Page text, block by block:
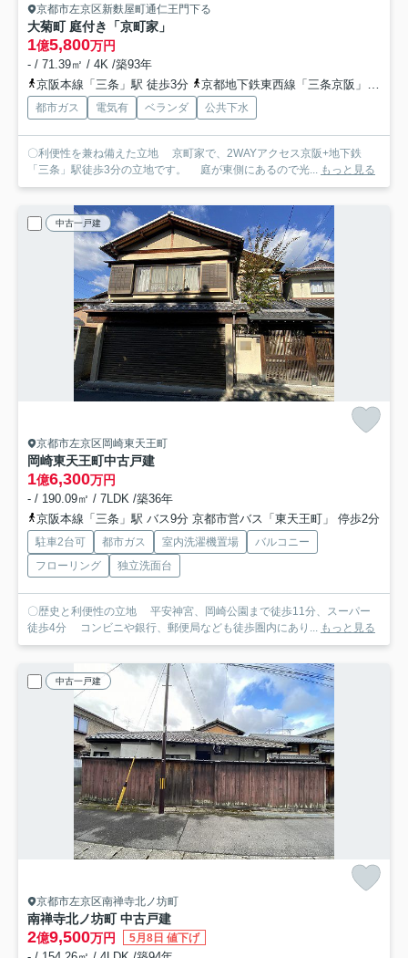
京都市左京区新麩屋町通仁王門下る
大菊町 庭付き「京町家」
1億5,800万円
- / 71.39㎡ / 4K /築93年
京阪本線「三条」駅 徒歩3分
京都地下鉄東西線「三条京阪」駅 徒歩3分
都市ガス 電気有 ベランダ 公共下水
〇利便性を兼ね備えた立地 京町家で、2WAYアクセス京阪+地下鉄
「三条」駅徒歩3分の立地です。 庭が東側にあるので光... もっと見る
中古一戸建
京都市左京区岡崎東天王町
岡崎東天王町中古戸建
1億6,300万円
- / 190.09㎡ / 7LDK /築36年
京阪本線「三条」駅 バス9分 京都市営バス「東天王町」 停歩2分
駐車2台可 都市ガス 室内洗濯機置場
バルコニー
フローリング
独立洗面台
〇歴史と利便性の立地 平安神宮、岡崎公園まで徒歩11分、スーパー
徒歩4分 コンビニや銀行、郵便局なども徒歩圏内にあり... もっと見る
中古一戸建
京都市左京区南禅寺北ノ坊町
南禅寺北ノ坊町 中古戸建
2億9,500万円 5月8日 値下げ